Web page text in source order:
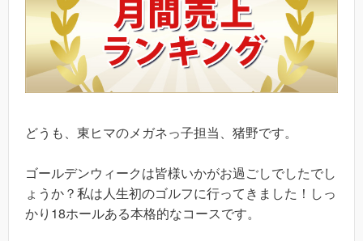
どうも、東ヒマのメガネっ子担当、猪野です。
ゴールデンウィークは皆様いかがお過ごしでしたでし
ょうか？私は人生初のゴルフに行ってきました！しっ
かり18ホールある本格的なコースです。